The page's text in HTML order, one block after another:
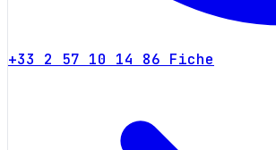
+33 2 57 10 14 86 Fiche